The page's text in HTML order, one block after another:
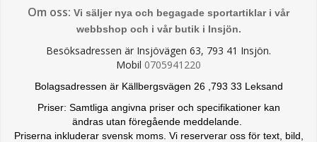
Om oss: Vi säljer nya och begagade sportartiklar i vår
webbshop och i vår butik i Insjön.
Besöksadressen är Insjövägen 63, 793 41 Insjön.
Mobil 0705941220
Bolagsadressen är Källbergsvägen 26 ,793 33 Leksand
Priser: Samtliga angivna priser och specifikationer kan
ändras utan föregående meddelande.
Priserna inkluderar svensk moms. Vi reserverar oss för text, bild,